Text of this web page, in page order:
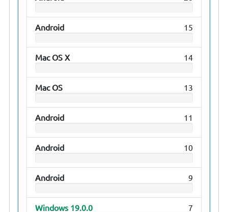
Android 15
Mac OS X 14
Mac OS 13
Android 11
Android 10
Android 9
Windows 19.0.0 7